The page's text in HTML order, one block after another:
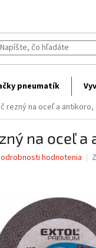
pneumatík
rezný na oceľ a antikoro,
na oceľ a
hodnotenia